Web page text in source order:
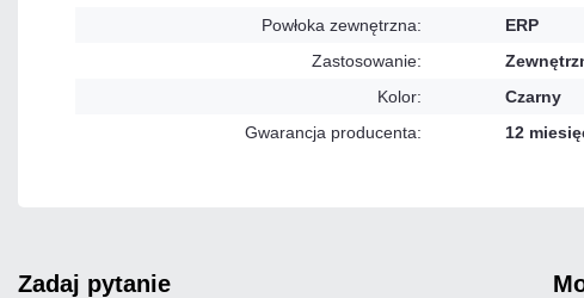
Powłoka zewnętrzna:
ERP
Zastosowanie:
Kolor:
Czarny
Gwarancja producenta:
12
zadaj pytanie